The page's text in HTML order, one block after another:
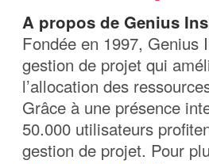
A propos de Genius
Fondée en 1997, Genius
gestion de projet qui
l’allocation des
Grâce à une présence
50.000 utilisateurs
gestion de projet. Pour